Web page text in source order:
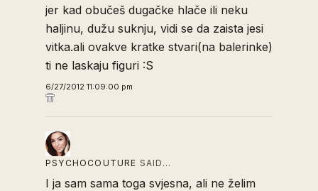
jer kad obučeš dugačke hlače ili neku
haljinu, dužu suknju, vidi se da zaista jesi
vitka.ali ovakve kratke stvari(na balerinke)
ti ne laskaju figuri :S
6/27/2012 11:09:00 pm
PSYCHOCOUTURE SAID…
I ja sam sama toga svjesna, ali ne želim